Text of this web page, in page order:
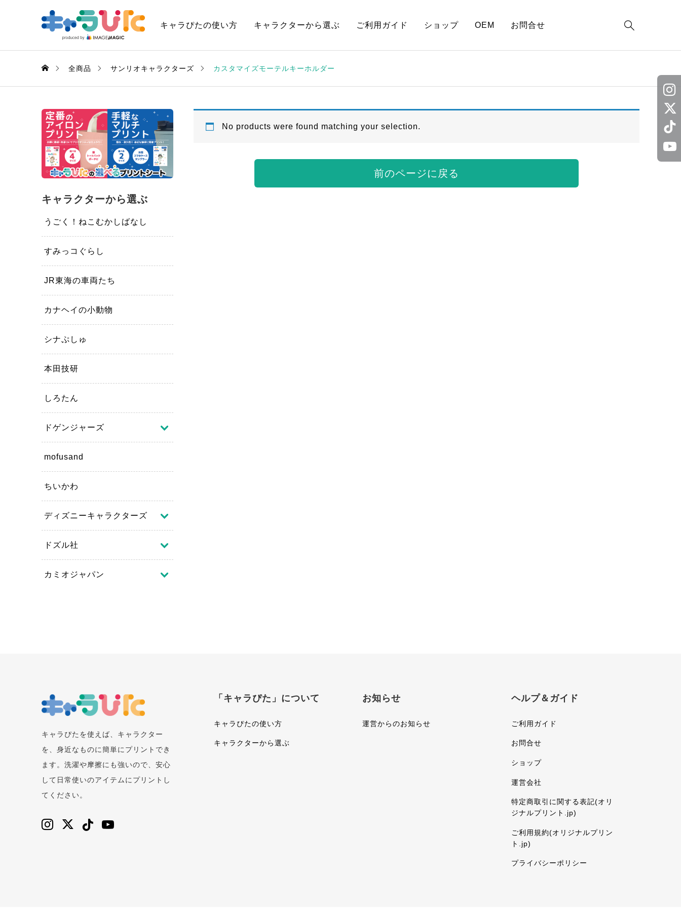
キャラぴたの使い方 キャラクターから選ぶ ご利用ガイド ショップ OEM お問合せ 
全商品 サンリオキャラクターズ カスタマイズモーテルキーホルダー
No products were found matching your selection.
前のページに戻る
キャラクターから選ぶ
うごく！ねこむかしばなし
すみっコぐらし
JR東海の車両たち
カナヘイの小動物
シナぷしゅ
本田技研
しろたん
ドゲンジャーズ
mofusand
ちいかわ
ディズニーキャラクターズ
ドズル社
カミオジャパン
キャラぴたを使えば、キャラクター
を、身近なものに簡単にプリントでき
ます。洗濯や摩擦にも強いので、安心
して日常使いのアイテムにプリントし
てください。
「キャラぴた」について
キャラぴたの使い方
キャラクターから選ぶ
お知らせ
運営からのお知らせ
ヘルプ＆ガイド
ご利用ガイド
お問合せ
ショップ
運営会社
特定商取引に関する表記(オリ
ジナルプリント.jp)
ご利用規約(オリジナルプリン
ト.jp)
プライバシーポリシー